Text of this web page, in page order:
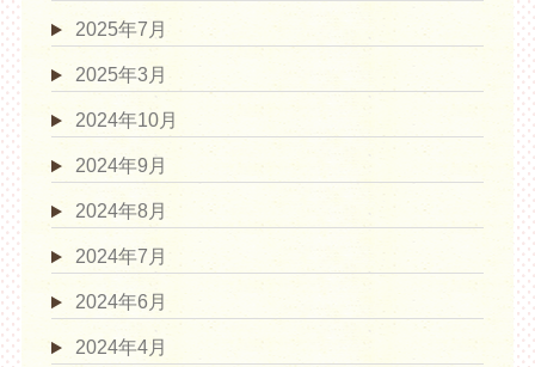
2025年7月
2025年3月
2024年10月
2024年9月
2024年8月
2024年7月
2024年6月
2024年4月